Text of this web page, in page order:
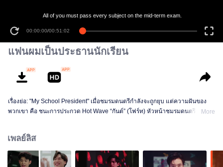
00:00:00/00:51:02
All of you must pass every subject on the mid-term exam.
แฟนผมเป็นประธานนักเรียน
เรื่องย่อ: "My School President" เมื่อชมรมดนตรีกำลังจะถูกยุบ แต่ความฝันของ
พวกเขา คือ ชนะการประกวด Hot Wave “กันต์” (โฟร์ท) หัวหน้าชมรมดนตรี เลย
เป็นคนที่เขาแอบชอบมาตั้งนาน งานนี้ติณณ์เลยต้องช่วยกันต์ให้ชนะการประกวด
เพื่อที่เขาจะได้ขอกันต์เป็นแฟนสักที! ร่วมส่งท้ายชีวิต ม.6 พร้อมเติมเต็ม Playlist
ชีวิตวัยมัธยมที่เต็มไปด้วยเรื่องราวของ ความรัก-ความฝัน-มิตรภาพ ไปกับพวกเขา
More
เพลย์ลิส